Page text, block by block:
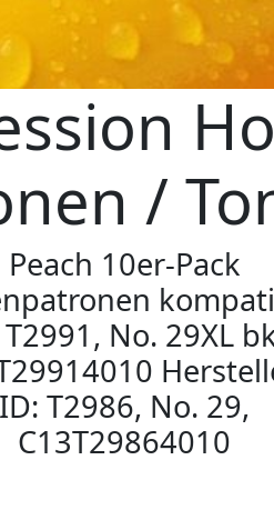
/
Peach 10er-Pack
No. 29XL
ID: T2986, No. 29,
C13T29864010